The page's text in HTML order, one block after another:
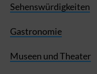
Sehenswürdigkeiten
Gastronomie
Museen und Theater